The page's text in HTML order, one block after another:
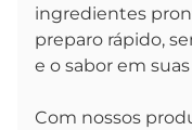
ingredientes
preparo rápido,
e o sabor em
Com nossos